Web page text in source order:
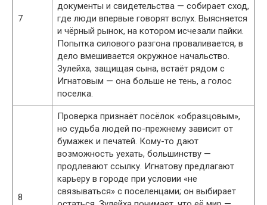
7
документы и свидетельства — собирает сход,
где люди впервые говорят вслух. Выясняется
и чёрный рынок, на котором исчезали пайки.
Попытка силового разгона проваливается, в
дело вмешивается окружное начальство.
Зулейха, защищая сына, встаёт рядом с
Игнатовым — она больше не тень, а голос
поселка.
8
Проверка признаёт посёлок «образцовым»,
но судьба людей по-прежнему зависит от
бумажек и печатей. Кому-то дают
возможность уехать, большинству —
продлевают ссылку. Игнатову предлагают
карьеру в городе при условии «не
связываться» с поселенцами; он выбирает